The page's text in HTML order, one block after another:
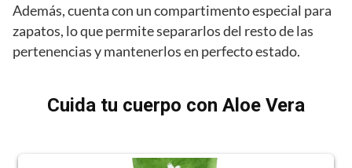
Además, cuenta con un compartimento especial para
zapatos, lo que permite separarlos del resto de las
pertenencias y mantenerlos en perfecto estado.
Cuida tu cuerpo con Aloe Vera